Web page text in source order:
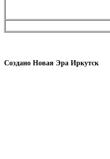
Создано Новая Эра Иркутск